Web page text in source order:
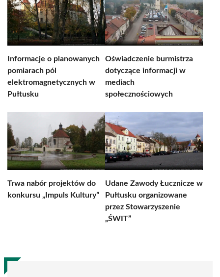
Informacje o planowanych
pomiarach pól
elektromagnetycznych w
Pułtusku
Oświadczenie burmistrza
dotyczące informacji w
mediach
społecznościowych
Trwa nabór projektów do
konkursu „Impuls Kultury”
Udane Zawody Łucznicze w
Pułtusku organizowane
przez Stowarzyszenie
„ŚWIT”